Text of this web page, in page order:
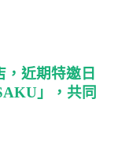
近期特邀日
」，共同